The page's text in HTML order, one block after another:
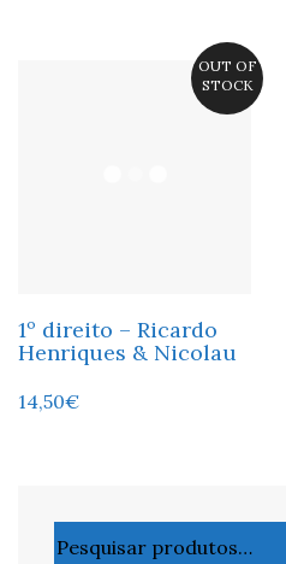
OUT OF
STOCK
1º direito – Ricardo
Henriques & Nicolau
14,50€
por: